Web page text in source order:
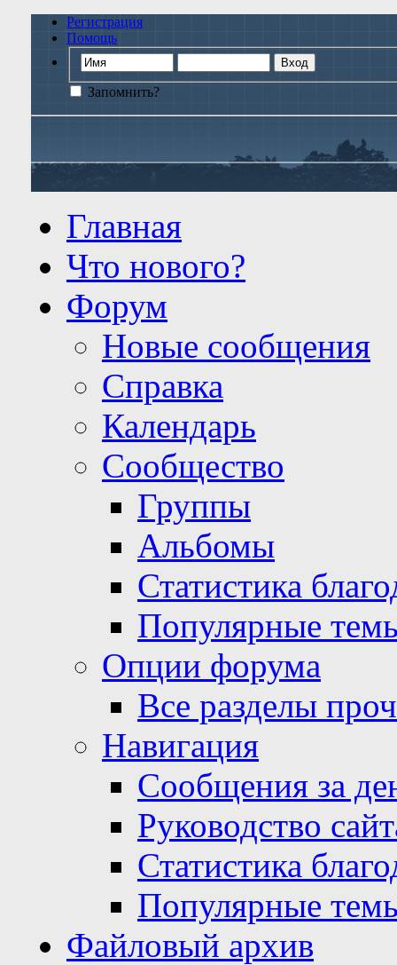
Регистрация
Помощь
Запомнить?
Главная
Что нового?
Форум
Новые сообщения
Справка
Календарь
Сообщество
Группы
Альбомы
Статистика
Популярные
Опции форума
Все разделы
Навигация
Сообщения за
Руководство
Статистика
Популярные
Файловый архив